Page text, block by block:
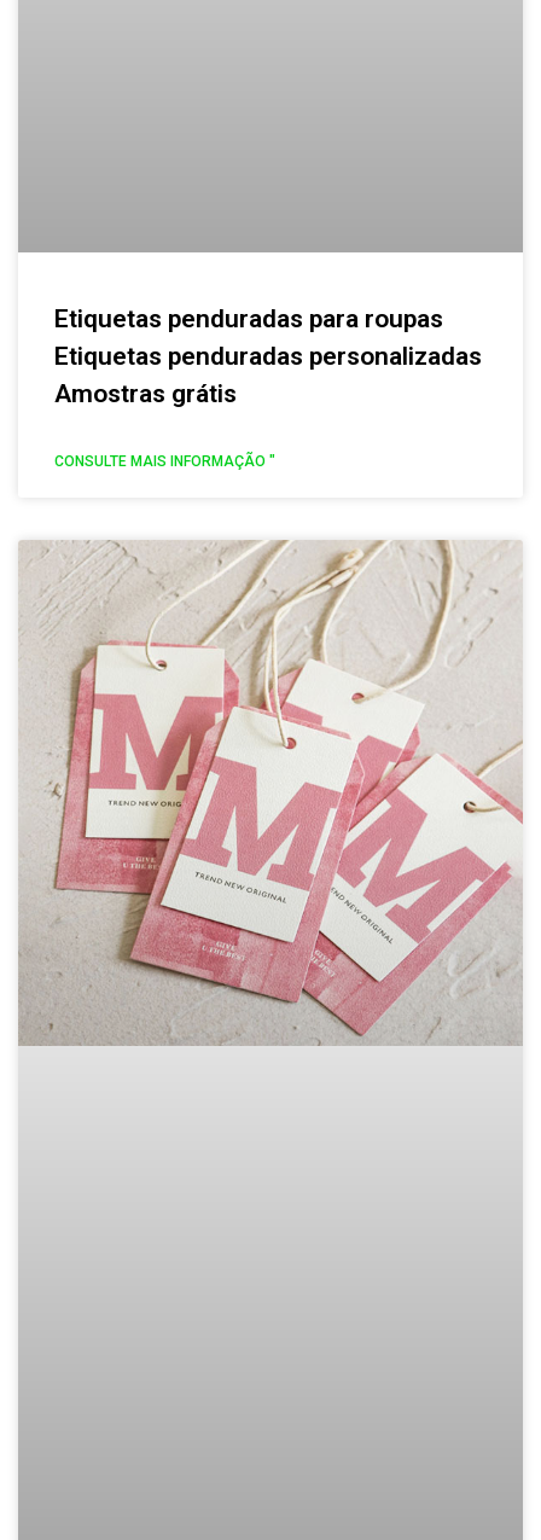
Etiquetas penduradas para roupas
Etiquetas penduradas personalizadas
Amostras grátis
CONSULTE MAIS INFORMAÇÃO "